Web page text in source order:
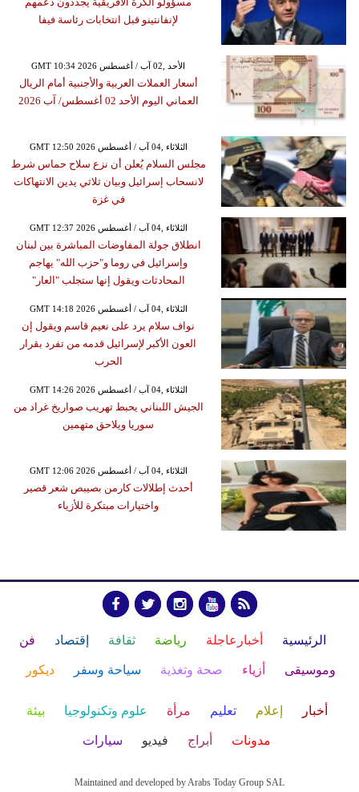
لإنفانتينو قبل انتخابات رئاسة فيفا
GMT 10:34 2026 الأحد ,02 آب / أغسطس
أسعار العملات العربية والأجنبية أمام الريال
العماني اليوم الأحد 02 أغسطس/ آب 2026
GMT 12:50 2026 الثلاثاء ,04 آب / أغسطس
مجلس السلام يُعلن أن نزع سلاح حماس شرط
لانسحاب إسرائيل وبيان ثلاثي يدين الانتهاكات
في غزة
GMT 12:37 2026 الثلاثاء ,04 آب / أغسطس
انطلاق جولة المفاوضات المباشرة بين لبنان
وإسرائيل في روما و"حزب الله" يهاجم
المحادثات ويقول إنها ستجلب "العار"
GMT 14:18 2026 الثلاثاء ,04 آب / أغسطس
نواف سلام يرد على نعيم قاسم ويقول إن
العون الأكبر لإسرائيل قدمه من تفرد بقرار
الحرب
GMT 14:26 2026 الثلاثاء ,04 آب / أغسطس
الجيش اللبناني يحبط تهريب صواريخ غراد من
سوريا ويلاحق متهمين
GMT 12:06 2026 الثلاثاء ,04 آب / أغسطس
أحدث إطلالات كارمن بصيبص شعر قصير
واختيارات مبتكرة للأزياء
الرئيسية أخبارعاجلة رياضة ثقافة إقتصاد فن
وموسيقى أزياء صحة وتغذية سياحة وسفر ديكور
أخبار إعلام تعليم مرأة علوم وتكنولوجيا بيئة
مدونات أبراج فيديو سيارات
Maintained and developed by Arabs Today Group SAL